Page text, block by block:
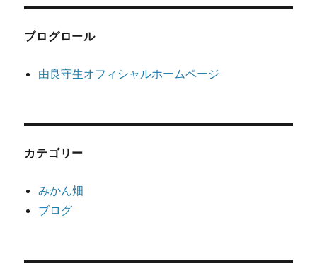
ブログロール
由良守生オフィシャルホームページ
カテゴリー
みかん畑
ブログ